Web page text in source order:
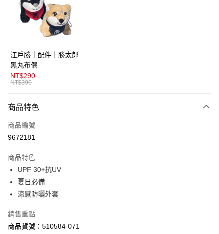
AFTEE先享後付
【關於「AFTEE先享後付」】
便利好安心！
１．簡單：不需註冊會員、不需綁卡、不需儲值。
２．便利：只要手機號碼，簡訊認證，即可結帳。
３．安心：先確認商品／服務後，再付款。
１．於結帳方式選擇「AFTEE先享後付」後，將跳轉至「AFTEE先享後付」
２．訂單成立數日內，您將收到繳費通知簡訊。
３．收到繳費通知簡訊後14天內，點擊此簡訊中的連結，可透過四大超商／
購買商品的店家。未經商家同意取消之訂單仍視為有效，需透過AFTEE先享
後付繳納相關費用。
※ 交易是否成功請以「AFTEE先享後付 」之結帳頁面顯示為準，若有關於
是否繳費成功／繳費後需取消欲退款等相關疑問，請聯繫「AFTEE先享後付
客戶支援中心」https://netprotections.freshdesk.com/support/home
【注意事項】
１．透過由恩沛科技股份有限公司提供之「AFTEE先享後付」服務完成之交
易，需依本服務之必要範圍內提供個人資料，並將交易相關給付款項請求債
運送方式
全家取貨付款
免運費
免運費
付款後萊爾富取貨
免運費
7-11取貨付款
免運費
江戶勝｜配件｜勝太郎
黑丸布偶
NT$290
NT$390
商品特色
商品編號
9672181
商品特色
UPF 30+抗UV
夏日必備
涼感防曬外套
銷售重點
商品貨號：510584-071